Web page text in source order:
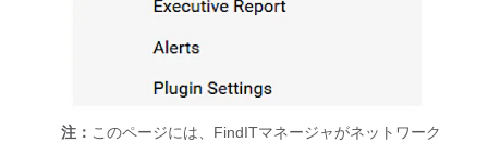
注： このページには、FindITマネージャがネットワーク